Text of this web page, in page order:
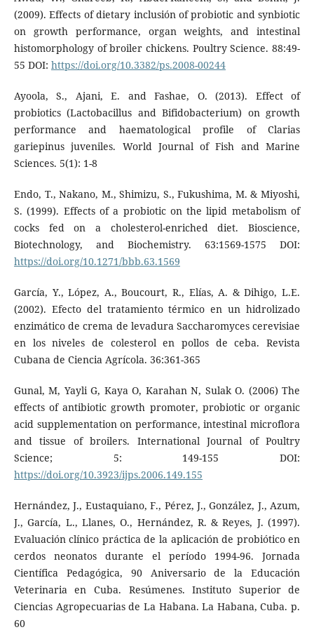
(2009). Effects of dietary inclusión of probiotic and synbiotic
on growth performance, organ weights, and intestinal
histomorphology of broiler chickens. Poultry Science. 88:49-
55 DOI: https://doi.org/10.3382/ps.2008-00244
Ayoola, S., Ajani, E. and Fashae, O. (2013). Effect of
probiotics (Lactobacillus and Bifidobacterium) on growth
performance and haematological profile of Clarias
gariepinus juveniles. World Journal of Fish and Marine
Sciences. 5(1): 1-8
Endo, T., Nakano, M., Shimizu, S., Fukushima, M. & Miyoshi,
S. (1999). Effects of a probiotic on the lipid metabolism of
cocks fed on a cholesterol-enriched diet. Bioscience,
Biotechnology, and Biochemistry. 63:1569-1575 DOI:
https://doi.org/10.1271/bbb.63.1569
García, Y., López, A., Boucourt, R., Elías, A. & Dihigo, L.E.
(2002). Efecto del tratamiento térmico en un hidrolizado
enzimático de crema de levadura Saccharomyces cerevisiae
en los niveles de colesterol en pollos de ceba. Revista
Cubana de Ciencia Agrícola. 36:361-365
Gunal, M, Yayli G, Kaya O, Karahan N, Sulak O. (2006) The
effects of antibiotic growth promoter, probiotic or organic
acid supplementation on performance, intestinal microflora
and tissue of broilers. International Journal of Poultry
Science; 5: 149-155 DOI:
https://doi.org/10.3923/ijps.2006.149.155
Hernández, J., Eustaquiano, F., Pérez, J., González, J., Azum,
J., García, L., Llanes, O., Hernández, R. & Reyes, J. (1997).
Evaluación clínico práctica de la aplicación de probiótico en
cerdos neonatos durante el período 1994-96. Jornada
Científica Pedagógica, 90 Aniversario de la Educación
Veterinaria en Cuba. Resúmenes. Instituto Superior de
Ciencias Agropecuarias de La Habana. La Habana, Cuba. p.
60